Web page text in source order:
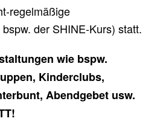
regelmäßige
der SHINE-Kurs) statt.
wie bspw.
Kinderclubs,
Abendgebet usw.